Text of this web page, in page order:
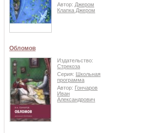
Автор: Джером
Клапка Джером
Обломов
Издательство:
Стрекоза
Серия: Школьная
программа
Автор: Гончаров
Иван
Александрович